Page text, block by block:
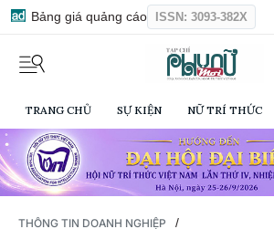
Bảng giá quảng cáo ISSN: 3093-382X
TRANG CHỦ SỰ KIỆN NỮ TRÍ THỨC
THÔNG TIN DOANH NGHIỆP /